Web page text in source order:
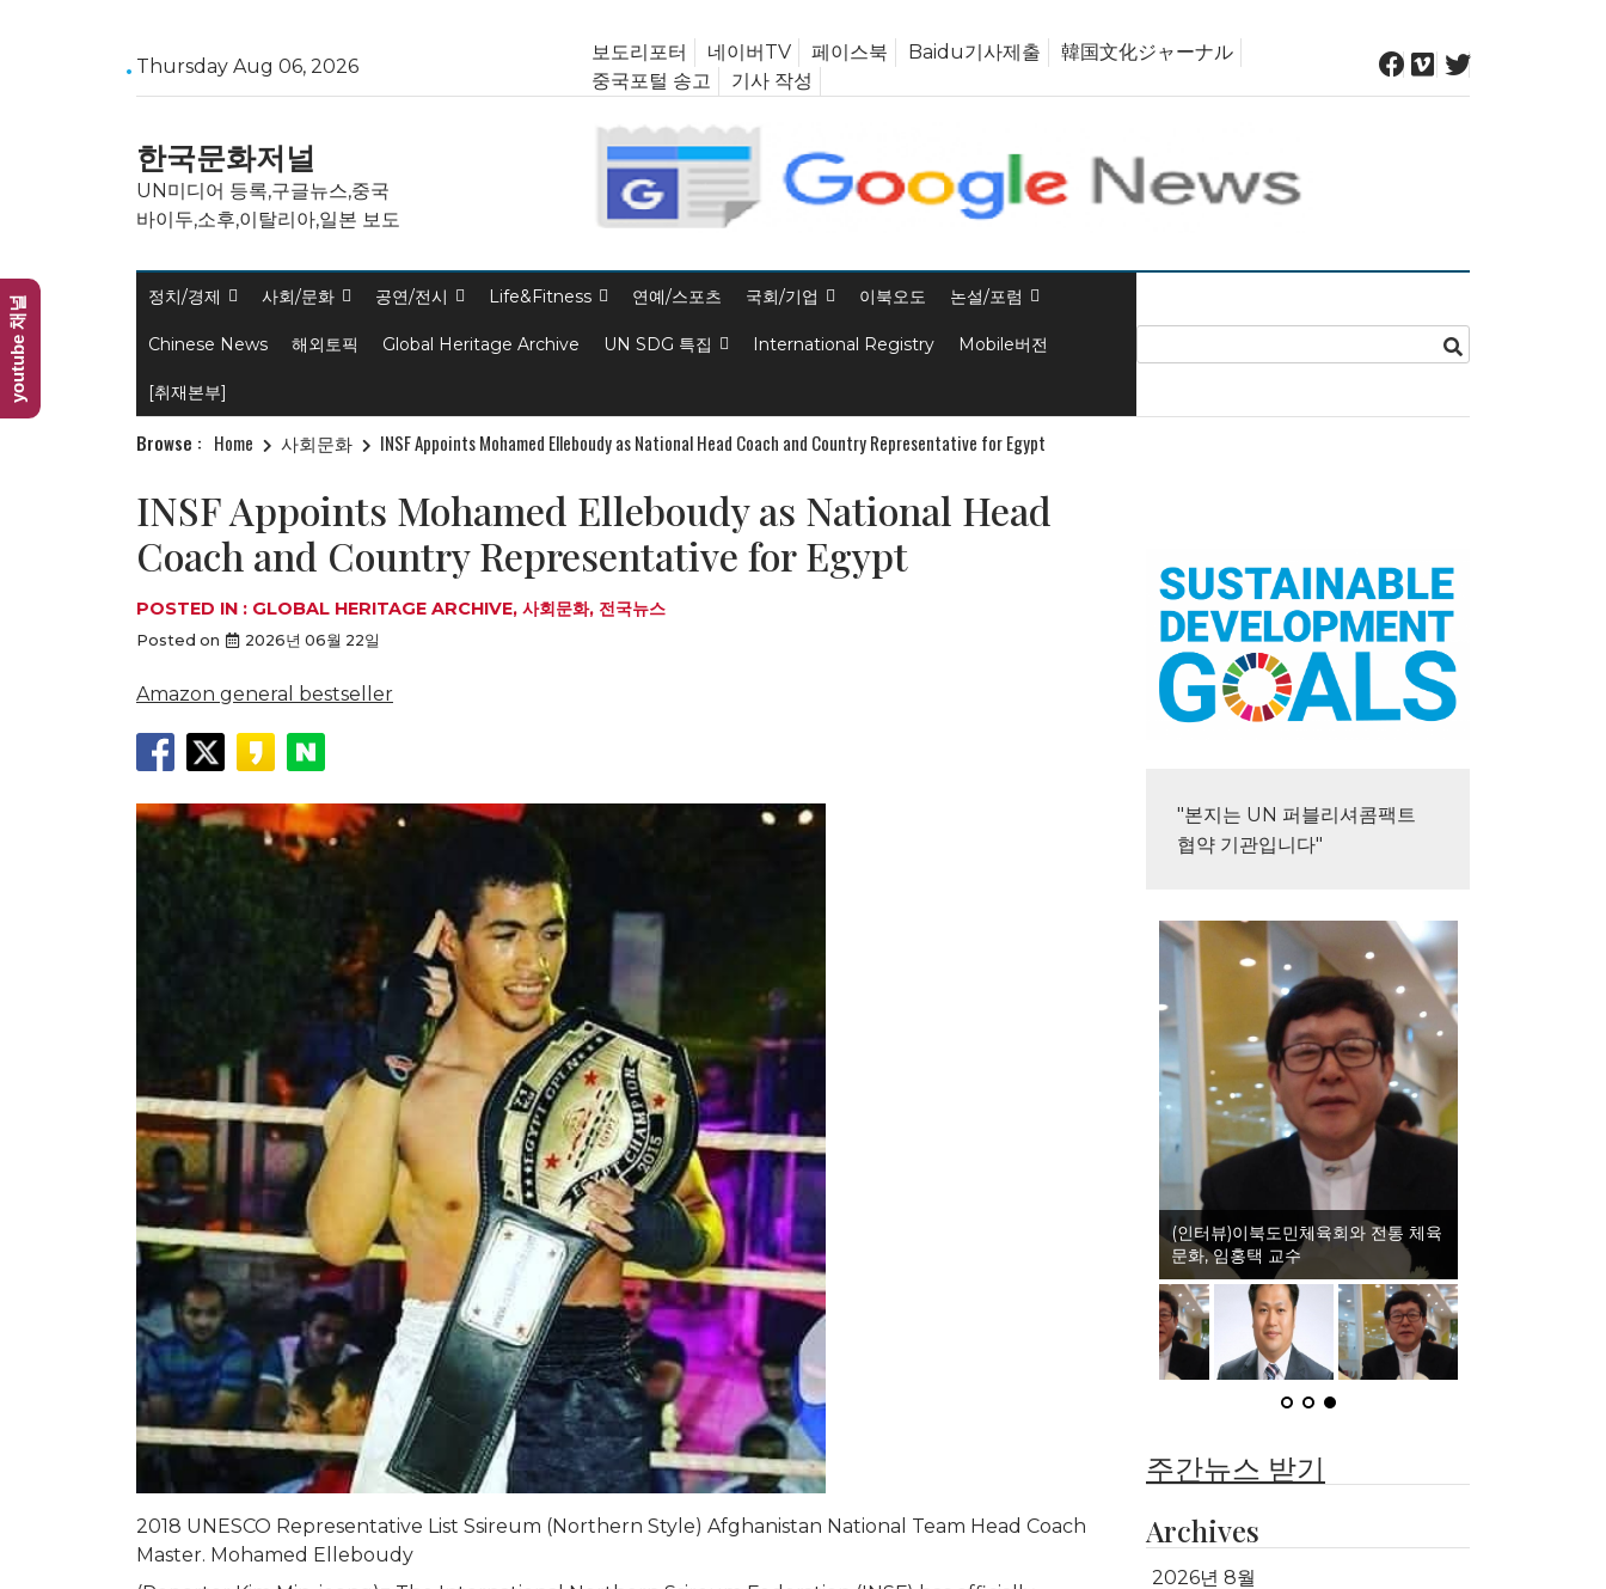
Thursday Aug 06, 2026
보도리포터 네이버TV 페이스북 Baidu기사제출
韓国文化ジャーナル
중국포털 송고
기사 작성
한국문화저널
UN미디어 등록,구글뉴스,중국
바이두,소후,이탈리아,일본 보도
정치/경제 사회/문화 공연/전시 Life&Fitness 연예/스포츠 국회/기업 이북오도 논설/포럼
Chinese News 해외토픽 Global Heritage Archive UN SDG 특집 International Registry Mobile버전
[취재본부]
Browse : Home 사회문화 INSF Appoints Mohamed Elleboudy as National Head Coach and Country Representative for Egypt
INSF Appoints Mohamed Elleboudy as National Head
Coach and Country Representative for Egypt
POSTED IN : GLOBAL HERITAGE ARCHIVE, 사회문화, 전국뉴스
Posted on 2026년 06월 22일
Amazon general bestseller
2018 UNESCO Representative List Ssireum (Northern Style) Afghanistan National Team Head Coach
Master. Mohamed Elleboudy
"본지는 UN 퍼블리셔콤팩트
협약 기관입니다"
(인터뷰)이북도민체육회와 전통 체육
문화, 임홍택 교수
주간뉴스 받기
Archives
2026년 8월
youtube 채널